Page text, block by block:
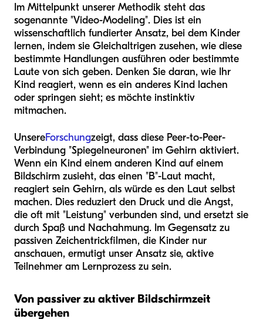
Im Mittelpunkt unserer Methodik steht das
sogenannte "Video-Modeling". Dies ist ein
wissenschaftlich fundierter Ansatz, bei dem Kinder
lernen, indem sie Gleichaltrigen zusehen, wie diese
bestimmte Handlungen ausführen oder bestimmte
Laute von sich geben. Denken Sie daran, wie Ihr
Kind reagiert, wenn es ein anderes Kind lachen
oder springen sieht; es möchte instinktiv
mitmachen.
UnsereForschungzeigt, dass diese Peer-to-Peer-
Verbindung "Spiegelneuronen" im Gehirn aktiviert.
Wenn ein Kind einem anderen Kind auf einem
Bildschirm zusieht, das einen "B"-Laut macht,
reagiert sein Gehirn, als würde es den Laut selbst
machen. Dies reduziert den Druck und die Angst,
die oft mit "Leistung" verbunden sind, und ersetzt sie
durch Spaß und Nachahmung. Im Gegensatz zu
passiven Zeichentrickfilmen, die Kinder nur
anschauen, ermutigt unser Ansatz sie, aktive
Teilnehmer am Lernprozess zu sein.
Von passiver zu aktiver Bildschirmzeit
übergehen